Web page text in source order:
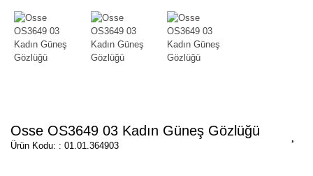
Osse OS3649 03 Kadın Güneş Gözlüğü
Ürün Kodu: : 01.01.364903